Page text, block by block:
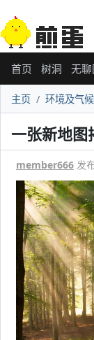
首页 树洞 无聊
主页 环境及气候
一张新地图
member666 发